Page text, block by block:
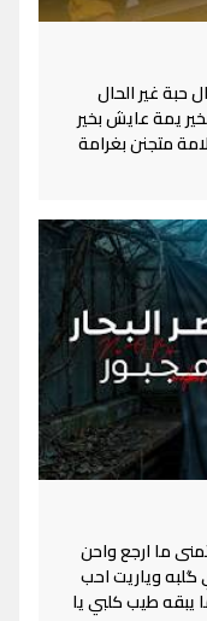
حبة غير الحال
يمة عايش بخير
متجنن بغرامة
ما ارجع واحن
وياريت احب
يبقه طيب كلبي يا